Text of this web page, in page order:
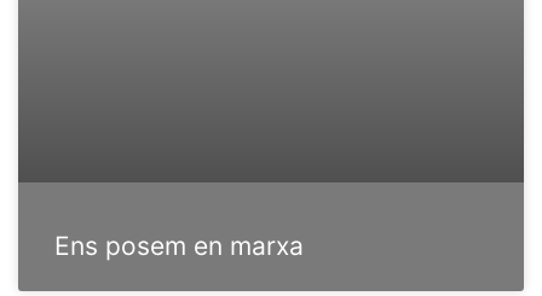
Ens posem en marxa